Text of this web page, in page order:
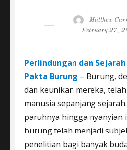
Author
Matthew
February 27,
Perlindungan dan
Pakta Burung – Burung,
dan keunikan mereka,
manusia sepanjang
paruhnya hingga nyanyian
burung telah menjadi
penelitian bagi banyak